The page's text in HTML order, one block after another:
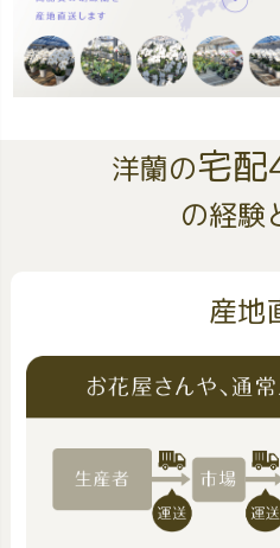
洋蘭の宅
の経験
産地